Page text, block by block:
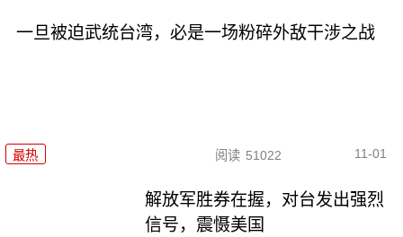
一旦被迫武统台湾，必是一场粉碎外敌干涉之战
最热 阅读 51022 11-01
解放军胜券在握，对台发出强烈
信号，震慑美国